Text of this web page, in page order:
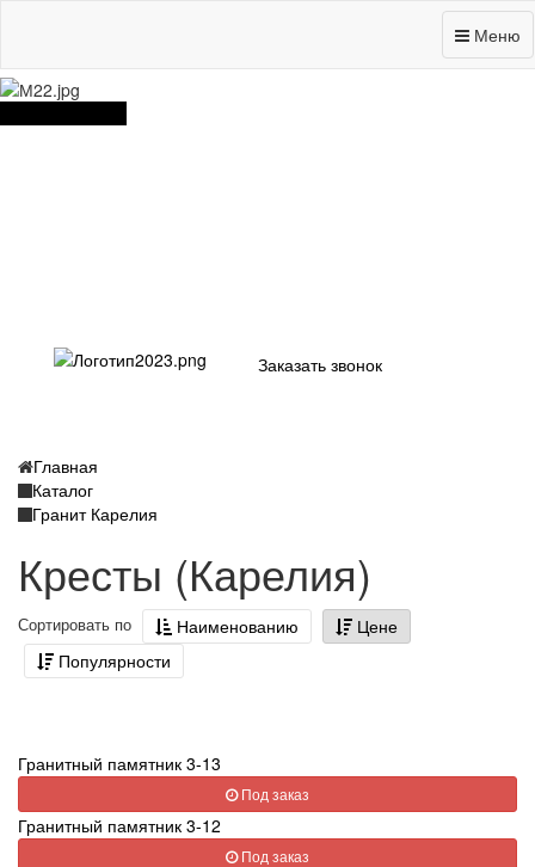
Меню
Заказать звонок
Главная
Каталог
Гранит Карелия
Кресты (Карелия)
Сортировать по Наименованию
Цене
Популярности
Гранитный памятник 3-13
Под заказ
Гранитный памятник 3-12
Под заказ